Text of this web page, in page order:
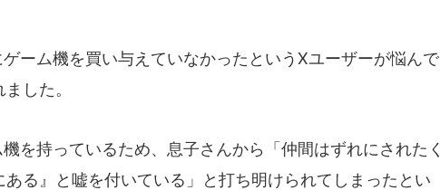
ーム機を買い与えていなかったというXユーザーが悩んで
した。
を持っているため、息子さんから「仲間はずれにされたく
る』と嘘を付いている」と打ち明けられてしまったとい